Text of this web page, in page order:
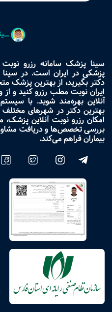
سینا پزشک سامانه رزرو
پزشکی در ایران است. در
دکتر بگیرید، از بهترین
ایران نوبت مطب رزرو کنید و از
آنلاین بهره‌مند شوید. با
بهترین دکتر در شهرهای
امکان رزرو نوبت آنلاین
بررسی تخصص‌ها و دریافت
بیماران فراهم می‌کند.